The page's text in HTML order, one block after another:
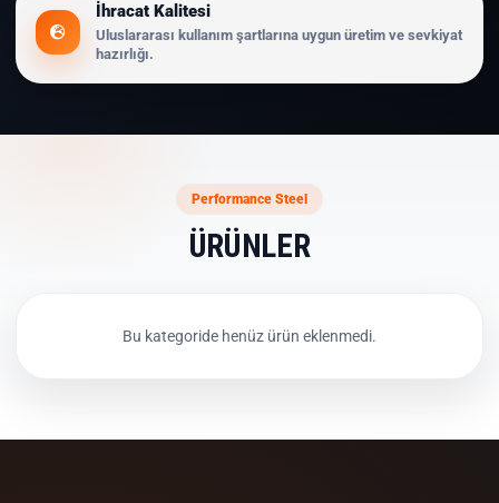
İhracat Kalitesi
Uluslararası kullanım şartlarına uygun üretim ve sevkiyat
hazırlığı.
Performance Steel
ÜRÜNLER
Bu kategoride henüz ürün eklenmedi.